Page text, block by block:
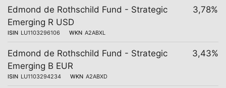
Edmond de Rothschild Fund - Strategic
Emerging R USD
ISIN LU1103296106 WKN A2ABXL
3,78%
Edmond de Rothschild Fund - Strategic
Emerging B EUR
ISIN LU1103294234 WKN A2ABXD
3,43%